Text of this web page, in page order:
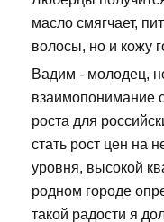
масло смягчает,
волосы, но и кожу
Вадим - молодец,
взаимопонимание
роста для
стать рост цен на
уровня, высокой
родном городе
такой радости я